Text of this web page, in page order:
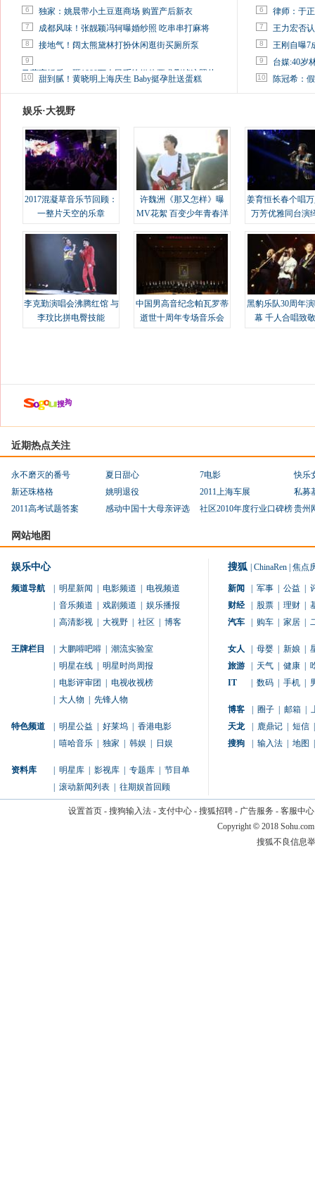
6 独家：姚晨带小土豆逛商场 购置产后新衣
7 成都风味！张靓颖冯轲曝婚纱照 吃串串打麻将
8 接地气！阔太熊黛林打扮休闲逛街买厕所泵
9
马蓉离婚后，砸1000万人民币给媒体要求删掉这照片
10 甜到腻！黄晓明上海庆生 Baby挺孕肚送蛋糕
6 律师：于
7 王力宏否
8 王刚自曝7
9 台媒:40岁
10 陈冠希：
娱乐·大视野
2017混凝草音乐节回顾：
一整片天空的乐章
许魏洲《那又怎样》曝
MV花絮 百变少年青春洋
姜育恒长春个唱
万芳优雅同台演
李克勤演唱会沸腾红馆 与
李玟比拼电臀技能
中国男高音纪念帕瓦罗蒂
逝世十周年专场音乐会
黑豹乐队30周年
幕 千人合唱致
近期热点关注
永不磨灭的番号 夏日甜心 7电影
快乐
新还珠格格
姚明退役 2011上海车展
私募
2011高考试题答案
感动中国十大母亲评选 社区2010年度行业口碑榜贵州
网站地图
娱乐中心
频道导航 明星新闻 电影频道
电视频道
音乐频道 戏剧频道
娱乐播报
高清影视 大视野 社区 博客
王牌栏目 大鹏嘚吧嘚
潮流实验室
明星在线
明星时尚周报
电影评审团
电视收视榜
大人物 先锋人物
特色频道 明星公益 好莱坞
香港电影
嘻哈音乐 独家 韩娱 日娱
资料库 明星库 影视库 专题库
节目单
滚动新闻列表 往期娱首回顾
搜狐 ChinaRen 焦点
新闻 军事 公益
财经
股票 理财
汽车
购车 家居
女人 母婴 新娘
旅游
天气 健康
IT
数码 手机
博客 圈子 邮箱
天龙
鹿鼎记 短信
搜狗
输入法 地图
设置首页- 搜狗输入法- 支付中心- 搜狐招聘- 广告服务 - 客服中心
Copyright © 2018
搜狐不良信息